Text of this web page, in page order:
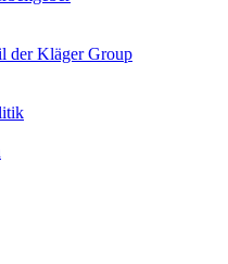
der Kläger Group